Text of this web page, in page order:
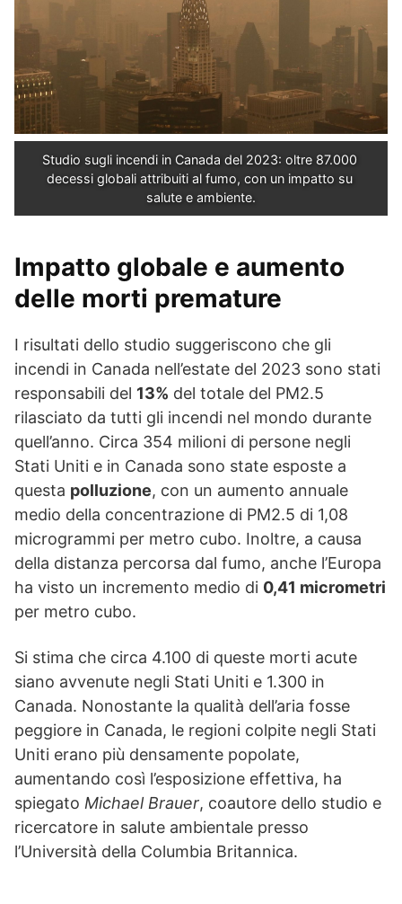
Studio sugli incendi in Canada del 2023: oltre 87.000
decessi globali attribuiti al fumo, con un impatto su
salute e ambiente.
Impatto globale e aumento
delle morti premature
I risultati dello studio suggeriscono che gli
incendi in Canada nell’estate del 2023 sono stati
responsabili del 13% del totale del PM2.5
rilasciato da tutti gli incendi nel mondo durante
quell’anno. Circa 354 milioni di persone negli
Stati Uniti e in Canada sono state esposte a
questa polluzione, con un aumento annuale
medio della concentrazione di PM2.5 di 1,08
microgrammi per metro cubo. Inoltre, a causa
della distanza percorsa dal fumo, anche l’Europa
ha visto un incremento medio di 0,41 micrometri
per metro cubo.
Si stima che circa 4.100 di queste morti acute
siano avvenute negli Stati Uniti e 1.300 in
Canada. Nonostante la qualità dell’aria fosse
peggiore in Canada, le regioni colpite negli Stati
Uniti erano più densamente popolate,
aumentando così l’esposizione effettiva, ha
spiegato Michael Brauer, coautore dello studio e
ricercatore in salute ambientale presso
l’Università della Columbia Britannica.